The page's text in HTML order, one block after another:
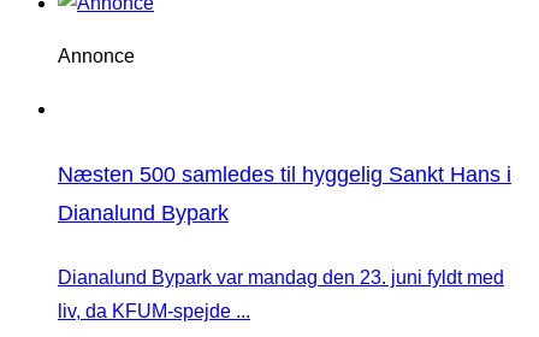
Annonce
Næsten 500 samledes til hyggelig Sankt Hans i
Dianalund Bypark
Dianalund Bypark var mandag den 23. juni fyldt med
liv, da KFUM-spejde ...